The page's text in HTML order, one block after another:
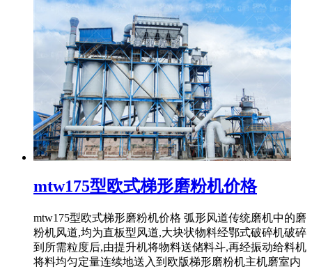
mtw175型欧式梯形磨粉机价格
mtw175型欧式梯形磨粉机价格 弧形风道传统磨机中的磨
粉机风道,均为直板型风道,大块状物料经鄂式破碎机破碎
到所需粒度后,由提升机将物料送储料斗,再经振动给料机
将料均匀定量连续地送入到欧版梯形磨粉机主机磨室内